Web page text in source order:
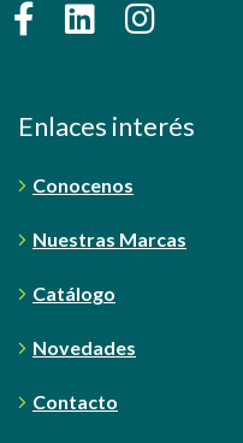
Enlaces interés
Conocenos
Nuestras Marcas
Catálogo
Novedades
Contacto